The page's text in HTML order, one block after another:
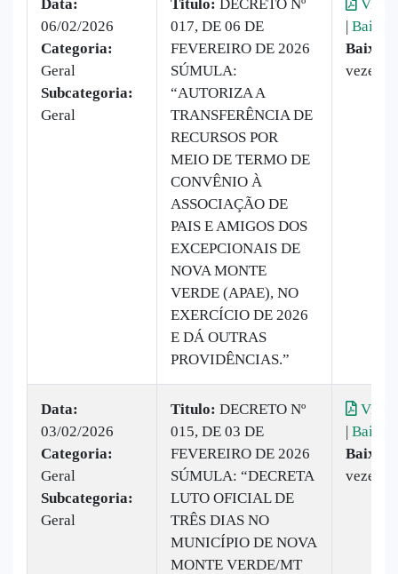
Data:
06/02/2026
Categoria:
Geral
Subcategoria:
Geral
Titulo:
DECRETO Nº
017, DE 06 DE
FEVEREIRO DE 2026
SÚMULA:
“AUTORIZA A
TRANSFERÊNCIA DE
RECURSOS POR
MEIO DE TERMO DE
CONVÊNIO À
ASSOCIAÇÃO DE
PAIS E AMIGOS DOS
EXCEPCIONAIS DE
NOVA MONTE
VERDE (APAE), NO
EXERCÍCIO DE 2026
E DÁ OUTRAS
PROVIDÊNCIAS.”
| Baixar
vezes
Data:
03/02/2026
Categoria:
Geral
Subcategoria:
Geral
Titulo: DECRETO Nº
015, DE 03 DE
FEVEREIRO DE 2026
SÚMULA: “DECRETA
LUTO OFICIAL DE
TRÊS DIAS NO
MUNICÍPIO DE NOVA
MONTE VERDE/MT
| Baixar
vezes